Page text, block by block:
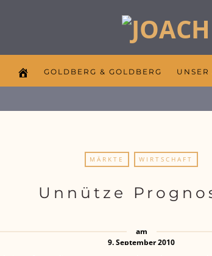
GOLDBERG & GOLDBERG UNSER
MÄRKTE WIRTSCHAFT
Unnütze
am
9. September 2010